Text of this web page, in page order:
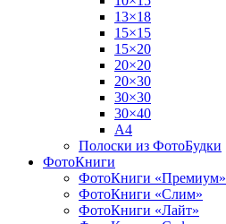
13×18
15×15
15×20
20×20
20×30
30×30
30×40
A4
Полоски из ФотоБудки
ФотоКниги
ФотоКниги «Премиум»
ФотоКниги «Слим»
ФотоКниги «Лайт»